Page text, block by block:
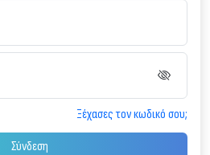
Ξέχασες τον κωδικό σου;
Σύνδεση